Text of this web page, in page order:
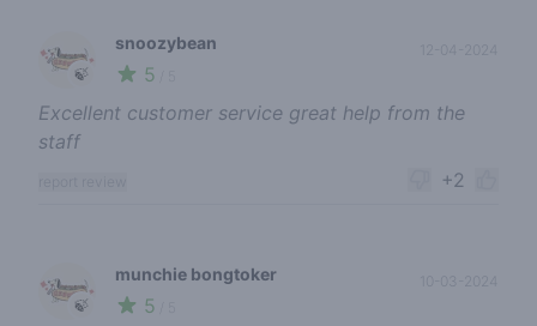
🍃
snoozybean
5
Excellent customer service great help from the
staff
+2
🍃
munchie bongtoker
5
10-03-2024